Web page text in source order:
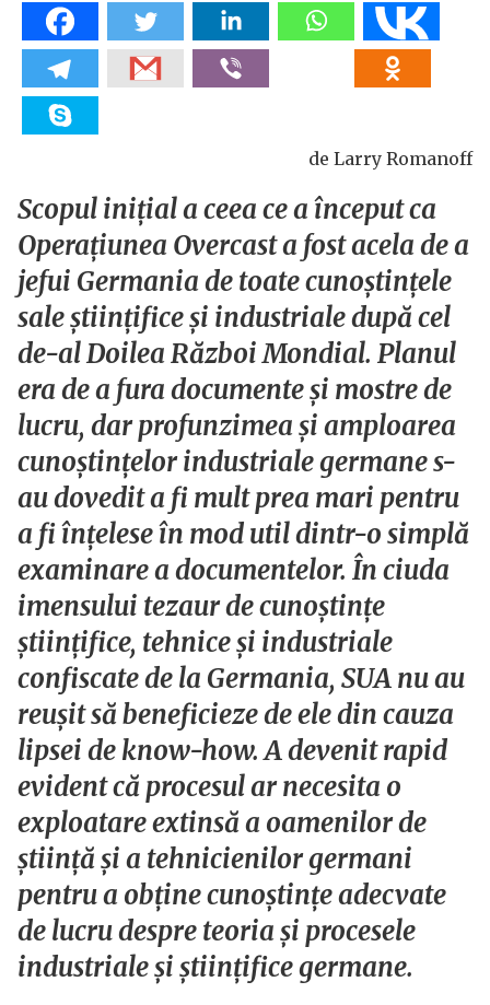
de Larry Romanoff
Scopul inițial a ceea ce a început ca
Operațiunea Overcast a fost acela de a
jefui Germania de toate cunoștințele
sale științifice și industriale după cel
de-al Doilea Război Mondial. Planul
era de a fura documente și mostre de
lucru, dar profunzimea și amploarea
cunoștințelor industriale germane s-
au dovedit a fi mult prea mari pentru
a fi înțelese în mod util dintr-o simplă
examinare a documentelor. În ciuda
imensului tezaur de cunoștințe
științifice, tehnice și industriale
confiscate de la Germania, SUA nu au
reușit să beneficieze de ele din cauza
lipsei de know-how. A devenit rapid
evident că procesul ar necesita o
exploatare extinsă a oamenilor de
știință și a tehnicienilor germani
pentru a obține cunoștințe adecvate
de lucru despre teoria și procesele
industriale și științifice germane.